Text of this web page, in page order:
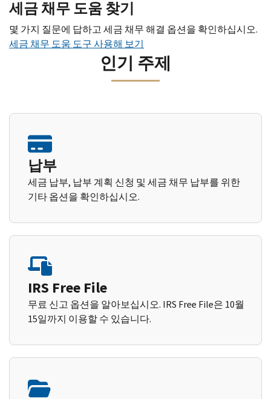
세금 채무 도움 찾기
몇 가지 질문에 답하고 세금 채무 해결 옵션을 확인하십시오.
세금 채무 도움 도구 사용해 보기
인기 주제
납부
세금 납부, 납부 계획 신청 및 세금 채무 납부를 위한
기타 옵션을 확인하십시오.
IRS Free File
무료 신고 옵션을 알아보십시오. IRS Free File은 10월
15일까지 이용할 수 있습니다.